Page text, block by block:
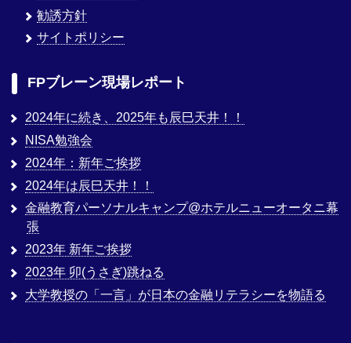
勧誘方針
サイトポリシー
FPブレーン現場レポート
2024年に続き、2025年も辰巳天井！！
NISA勉強会
2024年：新年ご挨拶
2024年は辰巳天井！！
金融教育パーソナルキャンプ@ホテルニューオータニ幕
張
2023年 新年ご挨拶
2023年 卯(うさぎ)跳ねる
大学教授の「一言」が日本の金融リテラシーを物語る